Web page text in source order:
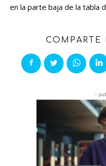
en la parte baja de la tabla
COMPARTE
-